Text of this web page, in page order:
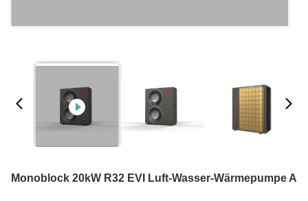
Monoblock 20kW R32 EVI Luft-Wasser-Wärmepumpe A